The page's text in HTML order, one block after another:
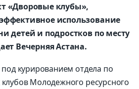
«Дворовые клубы»,
использование
детей и подростков по месту
Вечерняя Астана.
под курированием отдела по
Молодежного ресурсного